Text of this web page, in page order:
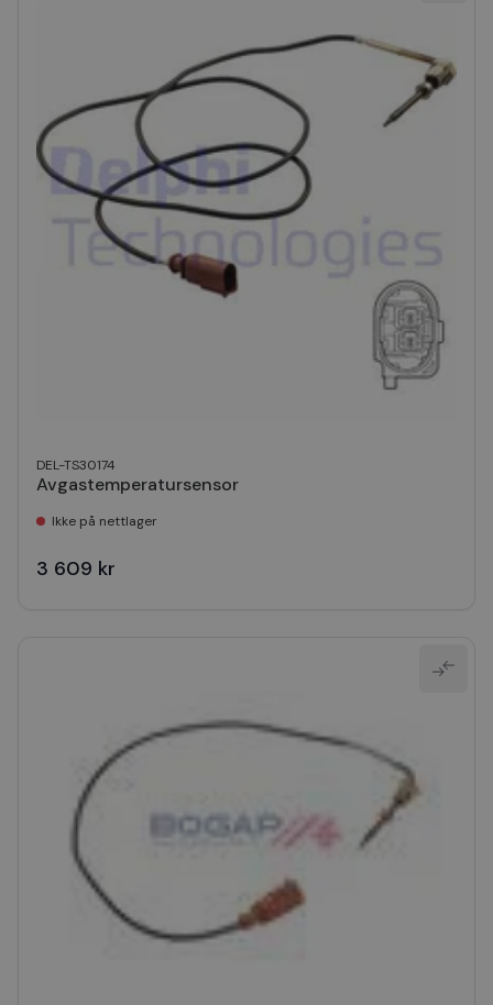
DEL-TS30174
Avgastemperatursensor
Ikke på nettlager
3 609 kr